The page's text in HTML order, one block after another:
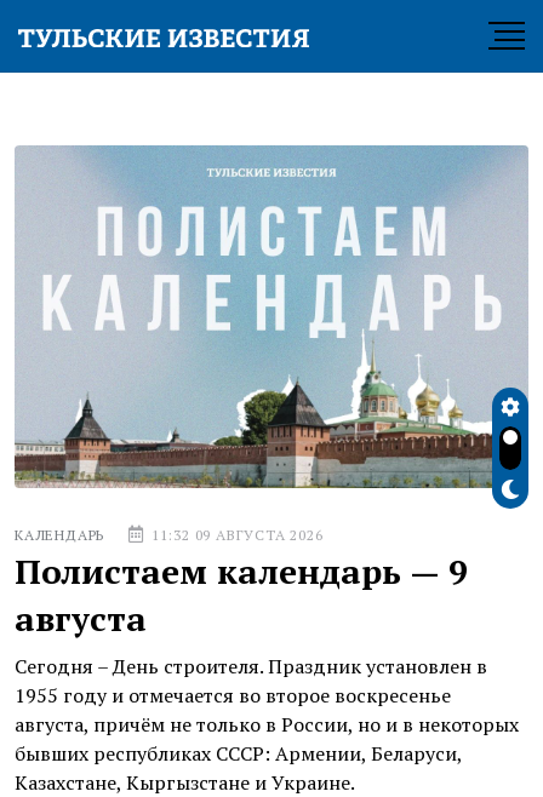
КАЛЕНДАРЬ 11:32 09 АВГУСТА 2026
Полистаем календарь — 9
августа
Сегодня – День строителя. Праздник установлен в
1955 году и отмечается во второе воскресенье
августа, причём не только в России, но и в некоторых
бывших республиках СССР: Армении, Беларуси,
Казахстане, Кыргызстане и Украине.